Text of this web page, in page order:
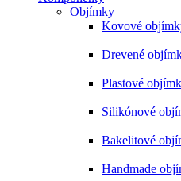
Objímky
Kovové
Drevené
Plastové
Silikónové
Bakelitové
Handmade